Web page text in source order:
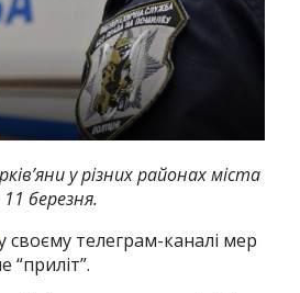
у різних районах міста
березня.
своєму телеграм-каналі мер
“приліт”.